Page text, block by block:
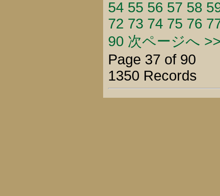
54 55 56 57 58
72 73 74 75 76
90 次ページへ
Page 37 of 90
1350 Records